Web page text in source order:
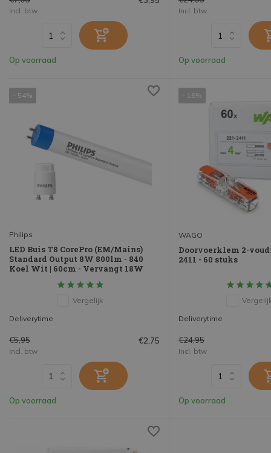
Incl. btw
Op voorraad
Incl. btw
Op voorraad
- 54%
Philips
LED Buis T8 CorePro (EM/Mains)
Standard Output 8W 800lm - 840
Koel Wit | 60cm - Vervangt 18W
Vergelijk
Deliverytime
€5,95 €2,75
Incl. btw
Op voorraad
- 16%
WAGO
Doorvoerklem 2-
2411 - 60 stuks
Deliverytime
€24,95
Incl. btw
Op voorraad